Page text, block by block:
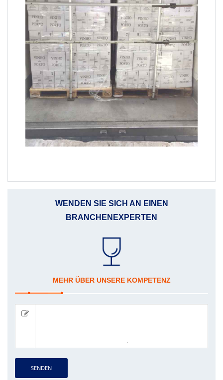
WENDEN SIE SICH AN EINEN
BRANCHENEXPERTEN
MEHR ÜBER UNSERE KOMPETENZ
SENDEN